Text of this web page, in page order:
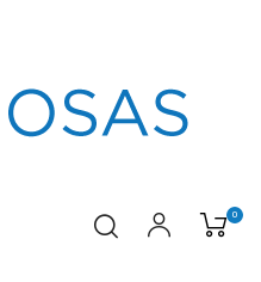
0